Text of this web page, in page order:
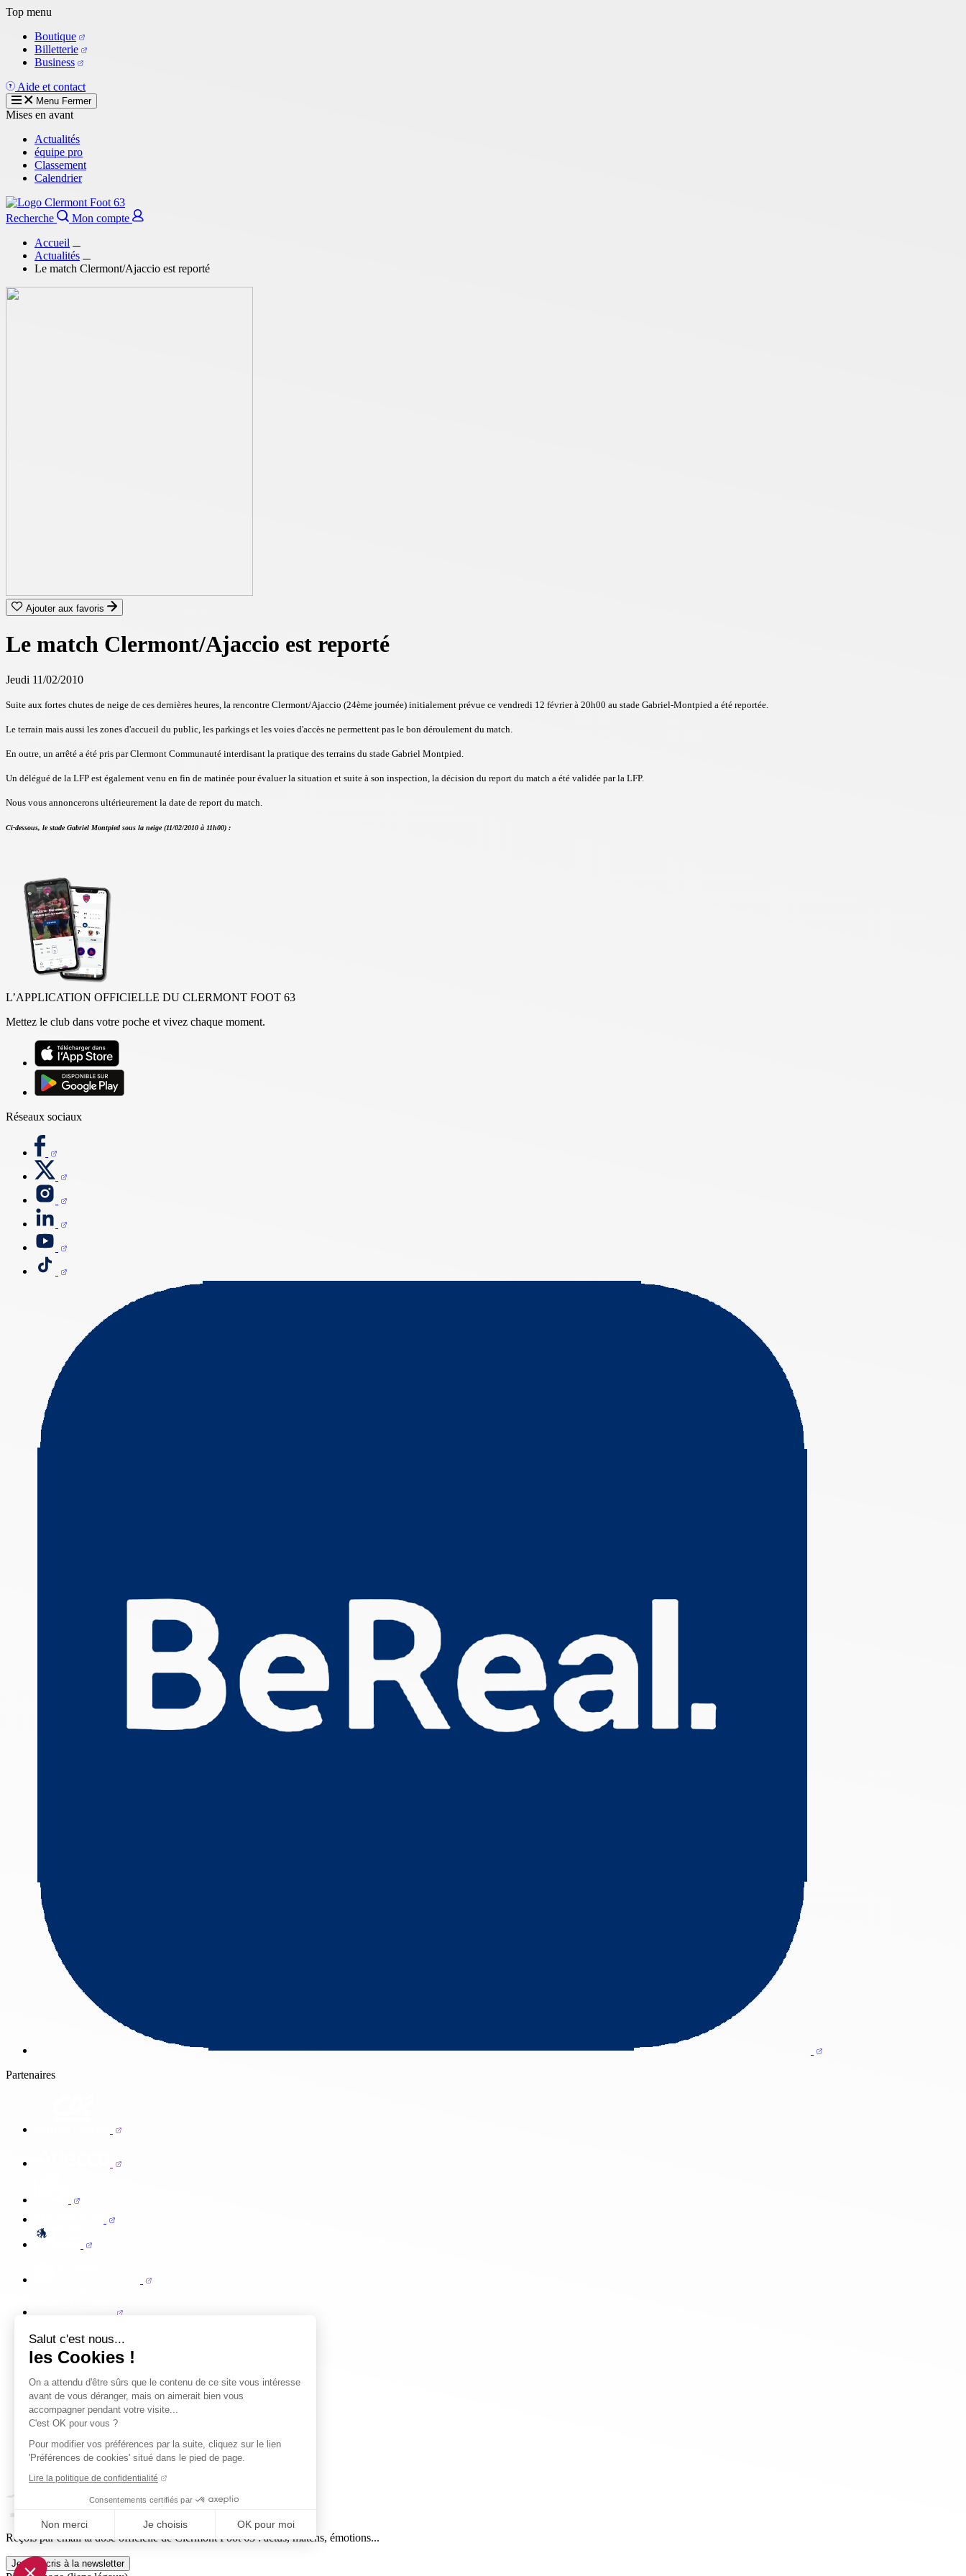
Salut c'est nous...
les Cookies !
On a attendu d'être sûrs que le contenu de ce site vous intéresse
avant de vous déranger, mais on aimerait bien vous
accompagner pendant votre visite...
C'est OK pour vous ?
Pour modifier vos préférences par la suite, cliquez sur le lien
'Préférences de cookies' situé dans le pied de page.
Lire la politique de confidentialité
Consentements certifiés par
Non merci Je choisis OK pour moi
Axeptio consent
Plateforme de Gestion du Consentement : Personnalisez vos Options
Aller
contenu
principal
Top menu
Boutique
Billetterie
Business
Aide et contact
Menu Fermer
Mises en avant
Actualités
équipe pro
Classement
Calendrier
Recherche
Mon compte
Accueil
Actualités
Le match Clermont/Ajaccio est reporté
Ajouter aux favoris
Le match Clermont/Ajaccio est reporté
Jeudi 11/02/2010
Suite aux fortes chutes de neige de ces dernières heures, la rencontre Clermont/Ajaccio (24ème journée) initialement prévue ce vendredi 12 février à 20h00 au stade Gabriel-Montpied a été reportée.
Le terrain mais aussi les zones d'accueil du public, les parkings et les voies d'accès ne permettent pas le bon déroulement du match.
En outre, un arrêté a été pris par Clermont Communauté interdisant la pratique des terrains du stade Gabriel Montpied.
Un délégué de la LFP est également venu en fin de matinée pour évaluer la situation et suite à son inspection, la décision du report du match a été validée par la LFP.
Nous vous annoncerons ultérieurement la date de report du match.
Ci-dessous, le stade Gabriel Montpied sous la neige (11/02/2010 à 11h00) :
L’APPLICATION OFFICIELLE DU CLERMONT FOOT 63
Mettez le club dans votre poche et vivez chaque moment.
Réseaux sociaux
Partenaires
Reçois par email ta dose officielle de Clermont Foot 63 : actus, matchs, émotions...
Je m'inscris à la newsletter